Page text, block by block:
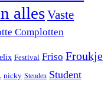
allesVaste
Complotten
Festival Friso Froukje
nicky Stenden Student